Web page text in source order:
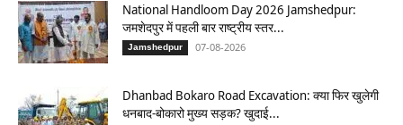
National Handloom Day 2026 Jamshedpur:
जमशेदपुर में पहली बार राष्ट्रीय स्तर...
Jamshedpur 07-08-2026
Dhanbad Bokaro Road Excavation: क्या फिर खुलेगी
धनबाद-बोकारो मुख्य सड़क? खुदाई...